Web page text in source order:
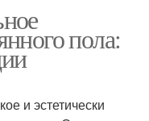
пола:
и эстетически